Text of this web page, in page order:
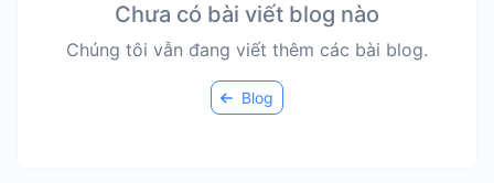
Chưa có bài viết blog nào
Chúng tôi vẫn đang viết thêm các bài blog.
Blog